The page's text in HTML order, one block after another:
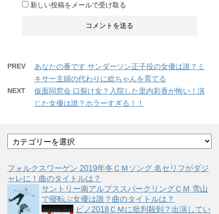
新しい投稿をメールで受け取る
PREV
あなたの番です サンダーソン正子役の女優は誰？ミ
キサー主婦の代わりに総ちゃんを育てる
NEXT
仮面同窓会 口裂け女？入院した里内彩香が怖い！演
じた女優は誰？ホラーすぎる！！
テ
リ
ー
フォルクスワーゲン 2019年冬ＣＭソング 名セリフがダジ
ャレに！曲のタイトルは？
サントリー南アルプススパークリングＣＭ 雪山
で寝転ぶ女優は誰？曲のタイトルは？
ピノ2018ＣＭに批判殺到？出演してい